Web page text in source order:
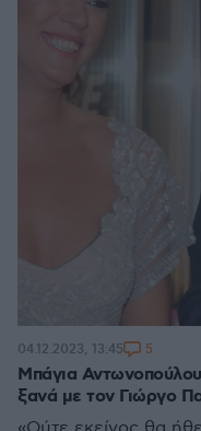
Μπάγια
ξανά με τον Γιώργο
04.12.2023, 13:45 5